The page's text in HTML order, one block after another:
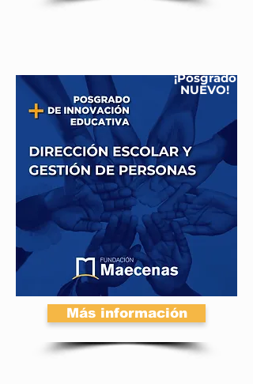
¡Posgrado
NUEVO!
Más información